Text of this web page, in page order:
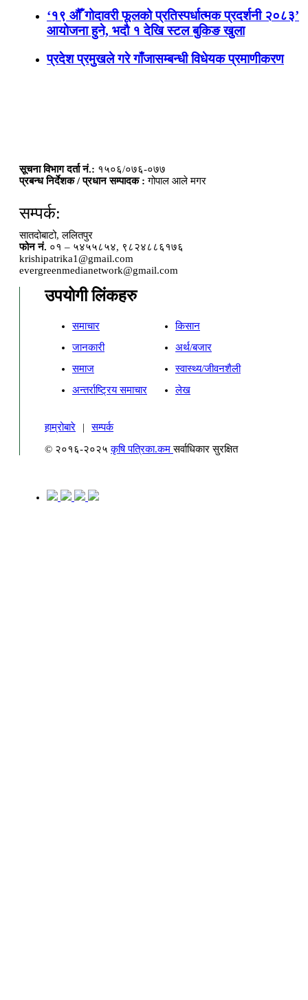
‘१९ औँ गोदावरी फूलको प्रतिस्पर्धात्मक प्रदर्शनी २०८३’
आयोजना हुने, भदौ १ देखि स्टल बुकिङ खुला
प्रदेश प्रमुखले गरे गाँजासम्बन्धी विधेयक प्रमाणीकरण
सूचना विभाग दर्ता नं.: १५०६/०७६-०७७
प्रबन्ध निर्देशक / प्रधान सम्पादक : गोपाल आले मगर
सम्पर्क:
सातदोबाटो, ललितपुर
फोन नं. ०१ – ५४५५८५४, ९८२४८८६१७६
krishipatrika1@gmail.com
evergreenmedianetwork@gmail.com
उपयोगी लिंकहरु
समाचार
किसान
जानकारी
अर्थ/बजार
समाज
स्वास्थ्य/जीवनशैली
अन्तर्राष्ट्रिय समाचार
लेख
हाम्रोबारे |
सम्पर्क
© २०१६-२०२५कृषि पत्रिका.कमसर्वाधिकार सुरक्षित